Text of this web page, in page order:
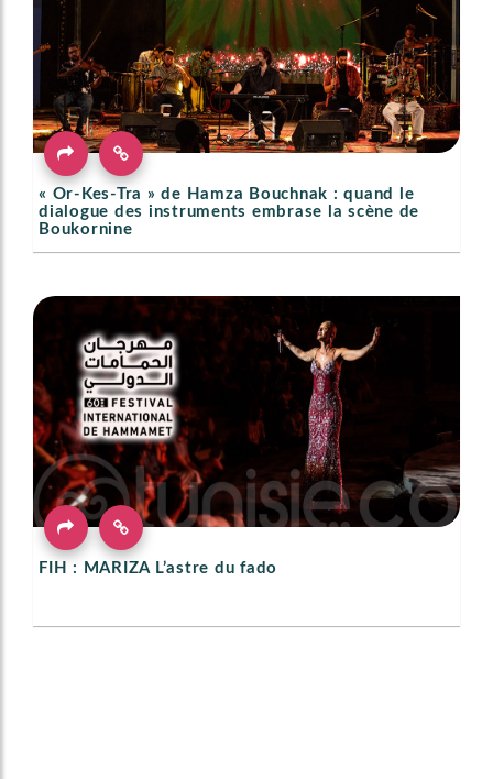
« Or-Kes-Tra » de Hamza Bouchnak : quand le
dialogue des instruments embrase la scène de
Boukornine
FIH : MARIZA L’astre du fado